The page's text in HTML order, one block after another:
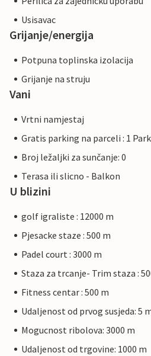
Usisavac
Grijanje/energija
Potpuna toplinska izolacija
Grijanje na struju
Vani
Vrtni namjestaj
Gratis parking na parceli : 1
Broj ležaljki za sunčanje: 0
Terasa ili slicno - Balkon
U blizini
golf igraliste : 12000 m
Pjesacke staze : 500 m
Padel court : 3000 m
Staza za trcanje- Trim staza :
Fitness centar : 500 m
Udaljenost od prvog susjeda: 5
Mogucnost ribolova: 3000 m
Udaljenost od trgovine: 1000 m